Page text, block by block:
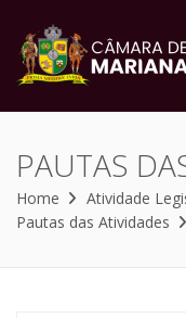
PAUTAS
Home Atividade
Pautas das Atividades